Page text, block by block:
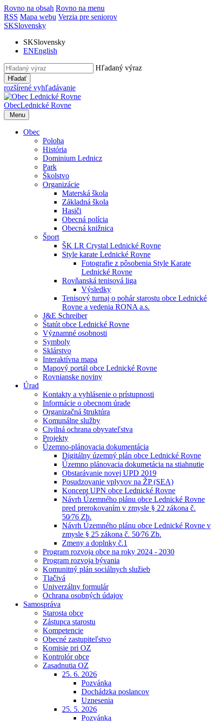
Rovno na obsah Rovno na menu
RSS Mapa webu Verzia pre seniorov
SKSlovensky
SKSlovensky
ENEnglish
Hľadaný výraz
Hľadať
rozšírené vyhľadávanie
ObecLednické Rovne
Menu
Obec
Poloha
História
Dominium Lednicz
Park
Školstvo
Organizácie
Materská škola
Základná škola
Hasiči
Obecná polícia
Obecná knižnica
Šport
ŠK LR Crystal Lednické Rovne
Style karate Lednické Rovne
Fotografie z pôsobenia Style Karate
Lednické Rovne
Rovňanská tenisová liga
Výsledky
Tenisový turnaj o pohár starostu obce Lednické
Rovne a vedenia RONA a.s.
J&E Schreiber
Štatút obce Lednické Rovne
Významné osobnosti
Symboly
Sklárstvo
Interaktívna mapa
Mapový portál obce Lednické Rovne
Rovnianske noviny
Úrad
Kontakty a vyhlásenie o prístupnosti
Informácie o obecnom úrade
Organizačná štruktúra
Komunálne služby
Civilná ochrana obyvateľstva
Projekty
Územno-plánovacia dokumentácia
Digitálny územný plán obce Lednické Rovne
Územno plánovacia dokumetácia na stiahnutie
Obstarávanie novej UPD 2019
Posudzovanie vplyvov na ŽP (SEA)
Koncept UPN obce Lednické Rovne
Návrh Územného plánu obce Lednické Rovne
pred prerokovaním v zmysle § 22 zákona č.
50⁄76 Zb.
Návrh Územného plánu obce Lednické Rovne v
zmysle § 25 zákona č. 50⁄76 Zb.
Zmeny a doplnky č.1
Program rozvoja obce na roky 2024 - 2030
Program rozvoja bývania
Komunitný plán sociálnych služieb
Tlačivá
Univerzálny formulár
Ochrana osobných údajov
Samospráva
Starosta obce
Zástupca starostu
Kompetencie
Obecné zastupiteľstvo
Komisie pri OZ
Kontrolór obce
Zasadnutia OZ
25. 6. 2026
Pozvánka
Dochádzka poslancov
Uznesenia
25. 5. 2026
Pozvánka